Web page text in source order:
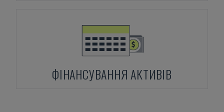
ФІНАНСУВАННЯ АКТИВІВ